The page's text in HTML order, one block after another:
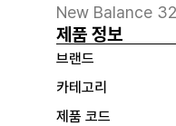
New Balance
제품 정보
브랜드
카테고리
제품 코드